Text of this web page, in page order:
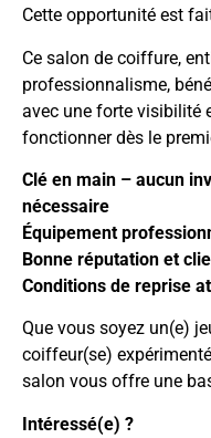
Cette opportunité est
Ce salon de coiffure,
professionnalisme,
avec une forte visibilité
fonctionner dès le
Clé en main – aucun
nécessaire
Équipement
Bonne réputation et
Conditions de reprise
Que vous soyez un(e)
coiffeur(se)
salon vous offre une
Intéressé(e) ?